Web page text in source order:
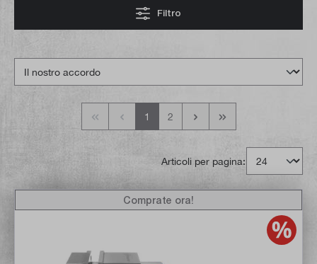
Filtro
1 2
Articoli per pagina:
Comprate ora!